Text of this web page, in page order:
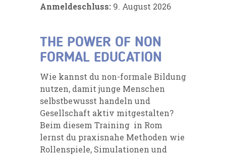
Anmeldeschluss: 9. August 2026
THE POWER OF NON
FORMAL EDUCATION
Wie kannst du non-formale Bildung
nutzen, damit junge Menschen
selbstbewusst handeln und
Gesellschaft aktiv mitgestalten?
Beim diesem Training in Rom
lernst du praxisnahe Methoden wie
Rollenspiele, Simulationen und